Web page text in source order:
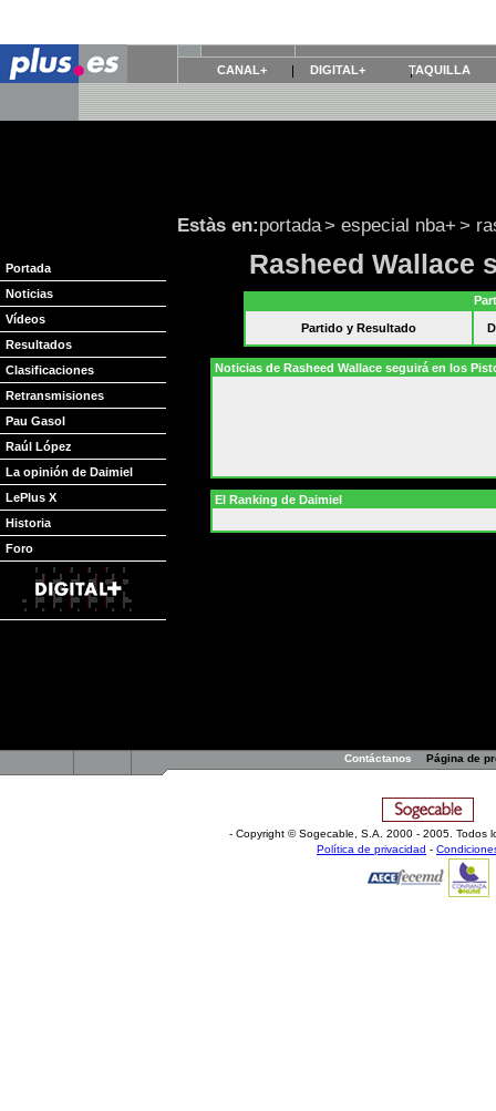
CANAL+ DIGITAL+ TAQUILLA
Portada
Noticias
Vídeos
Resultados
Clasificaciones
Retransmisiones
Pau Gasol
Raúl López
La opinión de Daimiel
LePlus X
Historia
Foro
Estàs en:portada> especial nba+ >
Rasheed Wallace
Partido y Resultado
Noticias de Rasheed Wallace seguirá en los
El Ranking de Daimiel
Contáctanos Página de
- Copyright © Sogecable, S.A
2000 - 2005. Todos
Política de privacidad -